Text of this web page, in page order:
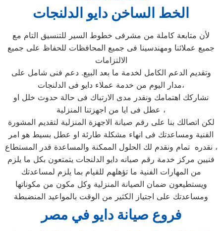
الخط الساخن دايو الدلنجات
لأن متابعة كاملة من مشرفى خطوط السير للتنسيق التام مع
جميع عملائنا ومهندسينا فى جميع المحافظات للحفاظ على جميع
الالتزامات
وتقديم الدعم الكامل لخدمة ما بعد البيع. دعم فنى شامل على
مدار اليوم من خدمة عملاء دايو فى الدلنجات،
نشاركك اهتمامك ونقدر مدى الارتباك فى حالة حدوث خلل او
عطل فى ايا من اجهزتنا المنزلية ،
لكن اتصالك بنا على رقم صيانة الاجهزة المنزلية لتقديم المشورة
القنية ومساعدتك فى انهاء مشكلة طارئة او عطل بسيط هو امر
نقدره تمام ونقدم لك الحلول الممكنة والمساعدة قدر المستطاع ،
فنيين مركز خدمة رقم صيانه دايو الدلنجات يتمتعون بكل ما يلزم
من المهارات الفنية ما تؤهلهم للقيام بما يلزم لمساعدتك
ويستطيعون ضمان الصيانة المنزلية وكل مكون من مكوناتها
ومساعدتك على اجتياز الكثير من الوقت بالمواعيد المنضبطة
فروع صيانة دايو في مصر